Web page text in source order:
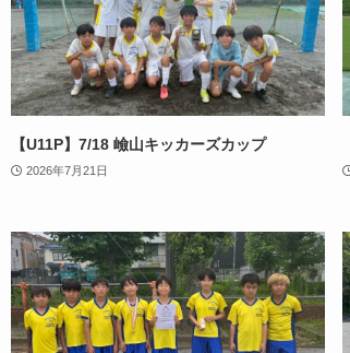
【U11P】7/18 嶮山キッカーズカップ
2026年7月21日